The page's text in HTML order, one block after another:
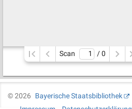
Scan / 0
©2026
Bayerische Staatsbibliothek